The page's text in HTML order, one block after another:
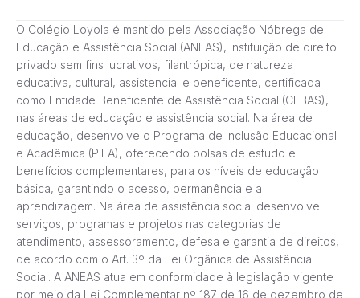
O Colégio Loyola é mantido pela Associação Nóbrega de
Educação e Assistência Social (ANEAS), instituição de direito
privado sem fins lucrativos, filantrópica, de natureza
educativa, cultural, assistencial e beneficente, certificada
como Entidade Beneficente de Assistência Social (CEBAS),
nas áreas de educação e assistência social. Na área de
educação, desenvolve o Programa de Inclusão Educacional
e Acadêmica (PIEA), oferecendo bolsas de estudo e
benefícios complementares, para os níveis de educação
básica, garantindo o acesso, permanência e a
aprendizagem. Na área de assistência social desenvolve
serviços, programas e projetos nas categorias de
atendimento, assessoramento, defesa e garantia de direitos,
de acordo com o Art. 3º da Lei Orgânica de Assistência
Social. A ANEAS atua em conformidade à legislação vigente
por meio da Lei Complementar nº 187 de 16 de dezembro de